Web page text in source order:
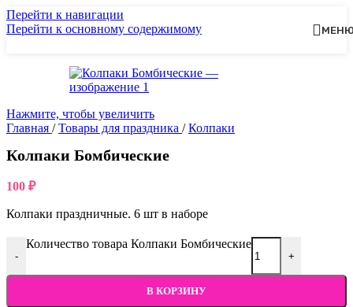
Перейти к навигации
Перейти к основному содержимому
Нажмите, чтобы увеличить
Главная / Товары для праздника / Колпаки
Колпаки Бомбические
100 ₽
Колпаки праздничные. 6 шт в наборе
-
Количество товара Колпаки Бомбические
+
В КОРЗИНУ